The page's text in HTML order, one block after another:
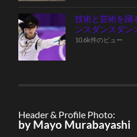
技術と芸術を
ンスダンスダン
10.6k件のビュー
Header & Profile Photo:
by Mayo Murabayashi